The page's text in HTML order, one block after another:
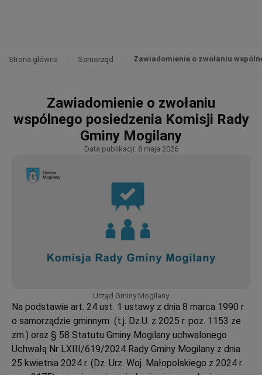
Strona główna Samorząd Zawiadomienie o zwołaniu
Zawiadomienie o zwołaniu
wspólnego posiedzenia Komisji Rady
Gminy Mogilany
Data publikacji: 8 maja 2026
Urząd Gminy Mogilany
Na podstawie art. 24 ust. 1 ustawy z dnia 8 marca 1990 r.
o samorządzie gminnym (t.j. Dz.U. z 2025 r. poz. 1153 ze
zm.) oraz § 58 Statutu Gminy Mogilany uchwalonego
Uchwałą Nr LXIII/619/2024 Rady Gminy Mogilany z dnia
25 kwietnia 2024 r. (Dz. Urz. Woj. Małopolskiego z 2024 r.